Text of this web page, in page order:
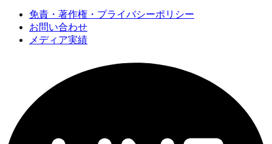
免責・著作権・プライバシーポリシー
お問い合わせ
メディア実績